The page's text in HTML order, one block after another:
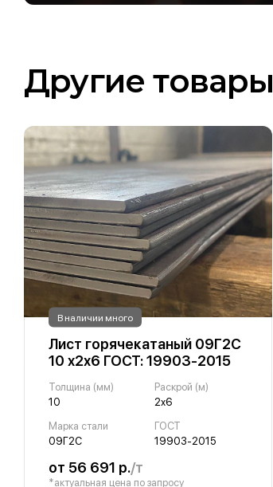
Другие товары
В наличии много
Лист горячекатаный 09Г2С
10 х2х6 ГОСТ: 19903-2015
Толщина (мм)
10
Раскрой (м)
2х6
Марка стали
09Г2С
ГОСТ
19903-2015
от 56 691 р./т
*актуальная цена по запросу